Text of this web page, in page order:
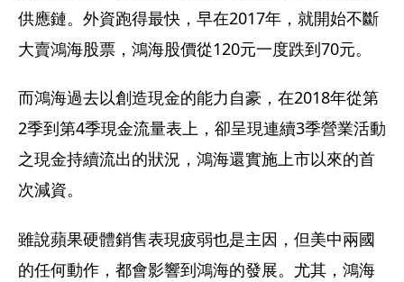
供應鏈。外資跑得最快，早在2017年，就開始不斷
大賣鴻海股票，鴻海股價從120元一度跌到70元。
而鴻海過去以創造現金的能力自豪，在2018年從第
2季到第4季現金流量表上，卻呈現連續3季營業活動
之現金持續流出的狀況，鴻海還實施上市以來的首
次減資。
雖說蘋果硬體銷售表現疲弱也是主因，但美中兩國
的任何動作，都會影響到鴻海的發展。尤其，鴻海